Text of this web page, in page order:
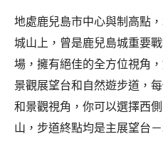
地處鹿兒島市中心與制高點
城山上，曾是鹿兒島城重要
場，擁有絕佳的全方位視角
景觀展望台和自然遊步道，
和景觀視角，你可以選擇西
山，步道終點均是主展望台